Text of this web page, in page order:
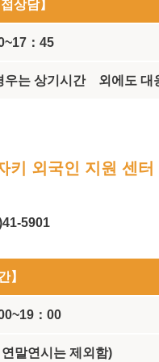
상담】
：45
우는 상기시간 외에도 대
키 외국인 지원 센터
5901
】
：00
말연시는 제외함)